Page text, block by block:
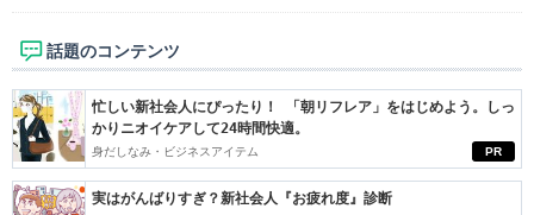
話題のコンテンツ
PR
忙しい新社会人にぴったり！ 「朝リフレア」をはじめよう。しっ
かりニオイケアして24時間快適。
身だしなみ・ビジネスアイテム
実はがんばりすぎ？新社会人『お疲れ度』診断